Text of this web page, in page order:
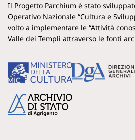
Il Progetto Parchium è stato
Operativo Nazionale “Cultura e
volto a implementare le “Attività
Valle dei Templi attraverso le fonti